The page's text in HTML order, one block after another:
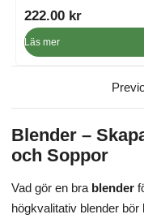
r
a
r
:
.
222.00 kr
Läs mer
Blender –
och Soppor
Vad gör en bra blender
högkvalitativ blender bör